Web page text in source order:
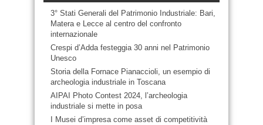
3° Stati Generali del Patrimonio Industriale: Bari,
Matera e Lecce al centro del confronto
internazionale
Crespi d’Adda festeggia 30 anni nel Patrimonio
Unesco
Storia della Fornace Pianaccioli, un esempio di
archeologia industriale in Toscana
AIPAI Photo Contest 2024, l’archeologia
industriale si mette in posa
I Musei d’impresa come asset di competitività